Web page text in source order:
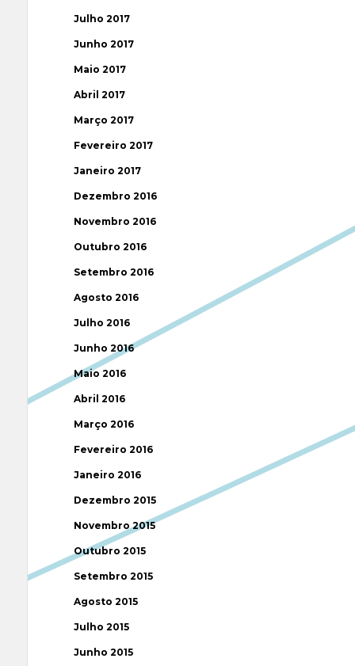
Julho 2017
Junho 2017
Maio 2017
Abril 2017
Março 2017
Fevereiro 2017
Janeiro 2017
Dezembro 2016
Novembro 2016
Outubro 2016
Setembro 2016
Agosto 2016
Julho 2016
Junho 2016
Maio 2016
Abril 2016
Março 2016
Fevereiro 2016
Janeiro 2016
Dezembro 2015
Novembro 2015
Outubro 2015
Setembro 2015
Agosto 2015
Julho 2015
Junho 2015